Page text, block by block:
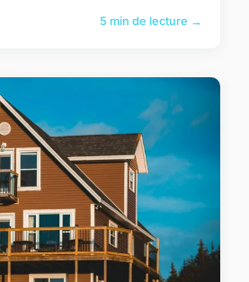
5 min de lecture →